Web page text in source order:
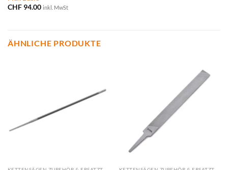
CHF94.00 inkl. MwSt
ÄHNLICHE PRODUKTE